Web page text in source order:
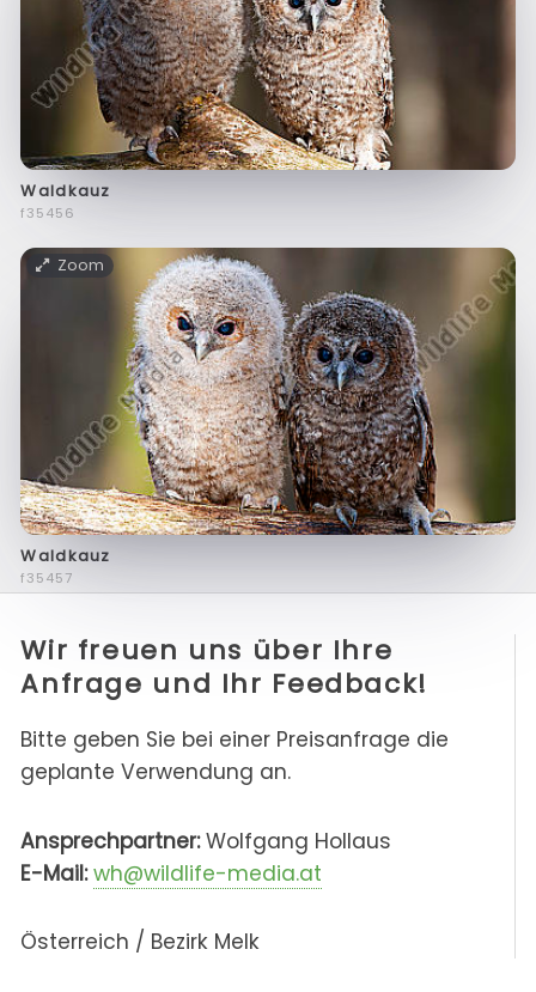
Waldkauz
f35456
Zoom
Waldkauz
f35457
Wir freuen uns über Ihre
Anfrage und Ihr Feedback!
Bitte geben Sie bei einer Preisanfrage die
geplante Verwendung an.
Ansprechpartner:Wolfgang Hollaus
E-Mail: wh@wildlife-media.at
Österreich / Bezirk Melk